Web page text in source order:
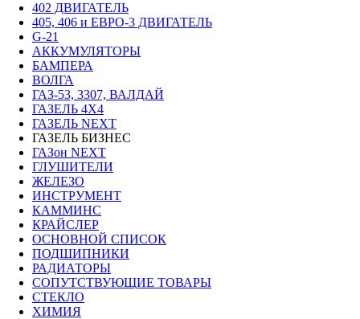
402 ДВИГАТЕЛЬ
405, 406 и ЕВРО-3 ДВИГАТЕЛЬ
G-21
АККУМУЛЯТОРЫ
БАМПЕРА
ВОЛГА
ГАЗ-53, 3307, ВАЛДАЙ
ГАЗЕЛЬ 4Х4
ГАЗЕЛЬ NEXT
ГАЗЕЛЬ БИЗНЕС
ГАЗон NEXT
ГЛУШИТЕЛИ
ЖЕЛЕЗО
ИНСТРУМЕНТ
КАММИНС
КРАЙСЛЕР
ОСНОВНОЙ СПИСОК
ПОДШИПНИКИ
РАДИАТОРЫ
СОПУТСТВУЮЩИЕ ТОВАРЫ
СТЕКЛО
ХИМИЯ